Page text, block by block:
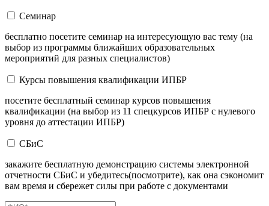
Семинар
бесплатно посетите семинар на интересующую вас тему (на
выбор из программы ближайших образовательных
мероприятий для разных специалистов)
Курсы повышения квалификации ИПБР
посетите бесплатный семинар курсов повышения
квалификации (на выбор из 11 спецкурсов ИПБР с нулевого
уровня до аттестации ИПБР)
СБиС
закажите бесплатную демонстрацию системы электронной
отчетности СБиС и убедитесь(посмотрите), как она сэкономит
вам время и сбережет силы при работе с документами